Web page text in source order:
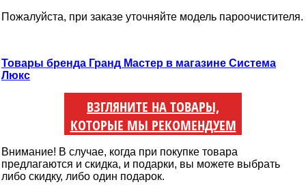
Пожалуйста, при заказе уточняйте модель пароочистителя.
Товары бренда Гранд Мастер в магазине Система
Люкс
ВЗГЛЯНИТЕ НА ТОВАРЫ,
КОТОРЫЕ МЫ РЕКОМЕНДУЕМ
Внимание! В случае, когда при покупке товара
предлагаются и скидка, и подарки, вы можете выбрать
либо скидку, либо один подарок.